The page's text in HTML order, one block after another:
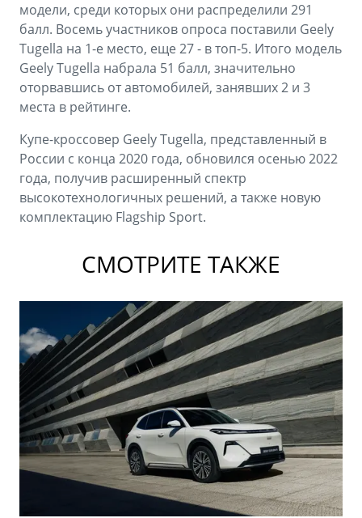
модели, среди которых они распределили 291
балл. Восемь участников опроса поставили Geely
Tugella на 1-е место, еще 27 - в топ-5. Итого модель
Geely Tugella набрала 51 балл, значительно
оторвавшись от автомобилей, занявших 2 и 3
места в рейтинге.
Купе-кроссовер Geely Tugella, представленный в
России с конца 2020 года, обновился осенью 2022
года, получив расширенный спектр
высокотехнологичных решений, а также новую
комплектацию Flagship Sport.
СМОТРИТЕ ТАКЖЕ